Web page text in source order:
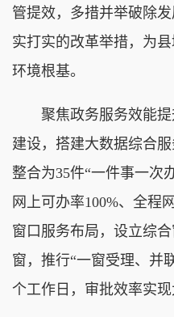
管提效，多措并举破除
实打实的改革举措，为
环境根基。
聚焦政务服务效能提
建设，搭建大数据综合
整合为35件“一件事一次
网上可办率100%、全程
窗口服务布局，设立综
窗，推行“一窗受理、并
个工作日，审批效率实现